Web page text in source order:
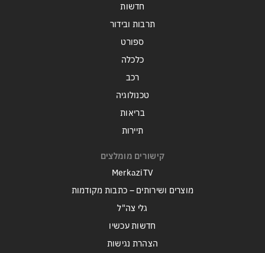
חדשות
תרבות ובידור
ספורט
כלכלה
רכב
טכנולוגיה
בריאות
תיירות
קישורים מומלצים
MerkaziTV
מוצרים ושירותים – כתבות מקודמות
גלי צה"ל
חדשות עכשיו
הצהרת נגישות